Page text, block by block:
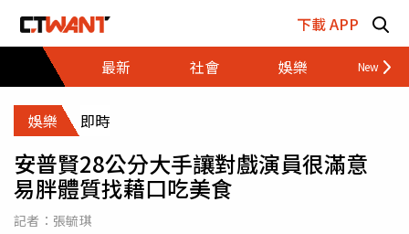
下載 APP
最新
社會 娛樂 財經
娛樂 即時
安普賢28公分大手讓對戲演員很滿意
易胖體質找藉口吃美食
記者： 張毓琪